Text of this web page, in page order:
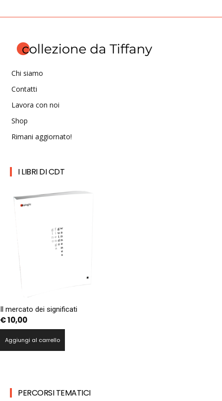
Chi siamo
Contatti
Lavora con noi
Shop
Rimani aggiornato!
I LIBRI DI CDT
Il mercato dei significati
€10,00
Aggiungi al carrello
PERCORSI TEMATICI